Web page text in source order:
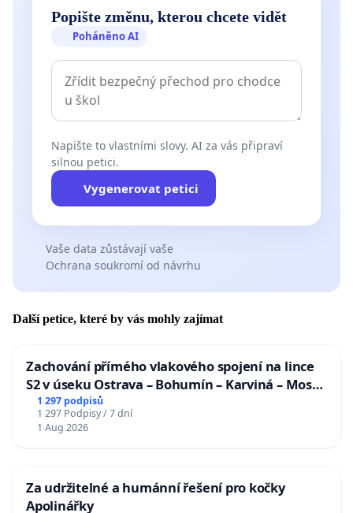
Popište změnu, kterou chcete vidět
Poháněno AI
Napište to vlastními slovy. AI za vás připraví
silnou petici.
Vygenerovat petici
Vaše data zůstávají vaše
Ochrana soukromí od návrhu
Další petice, které by vás mohly zajímat
Zachování přímého vlakového spojení na lince
S2 v úseku Ostrava – Bohumín – Karviná – Mosty
u Jablunkova
1 297 podpisů
1 297 Podpisy / 7 dní
1 Aug 2026
Za udržitelné a humánní řešení pro kočky
Apolinářky